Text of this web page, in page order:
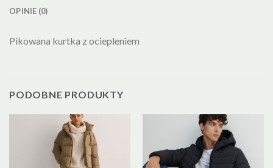
OPINIE (0)
Pikowana kurtka z ociepleniem
PODOBNE PRODUKTY